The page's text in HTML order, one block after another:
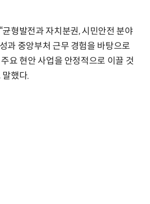
균형발전과 자치분권, 시민안전 분야
과 중앙부처 근무 경험을 바탕으로
요 현안 사업을 안정적으로 이끌 것
말했다.